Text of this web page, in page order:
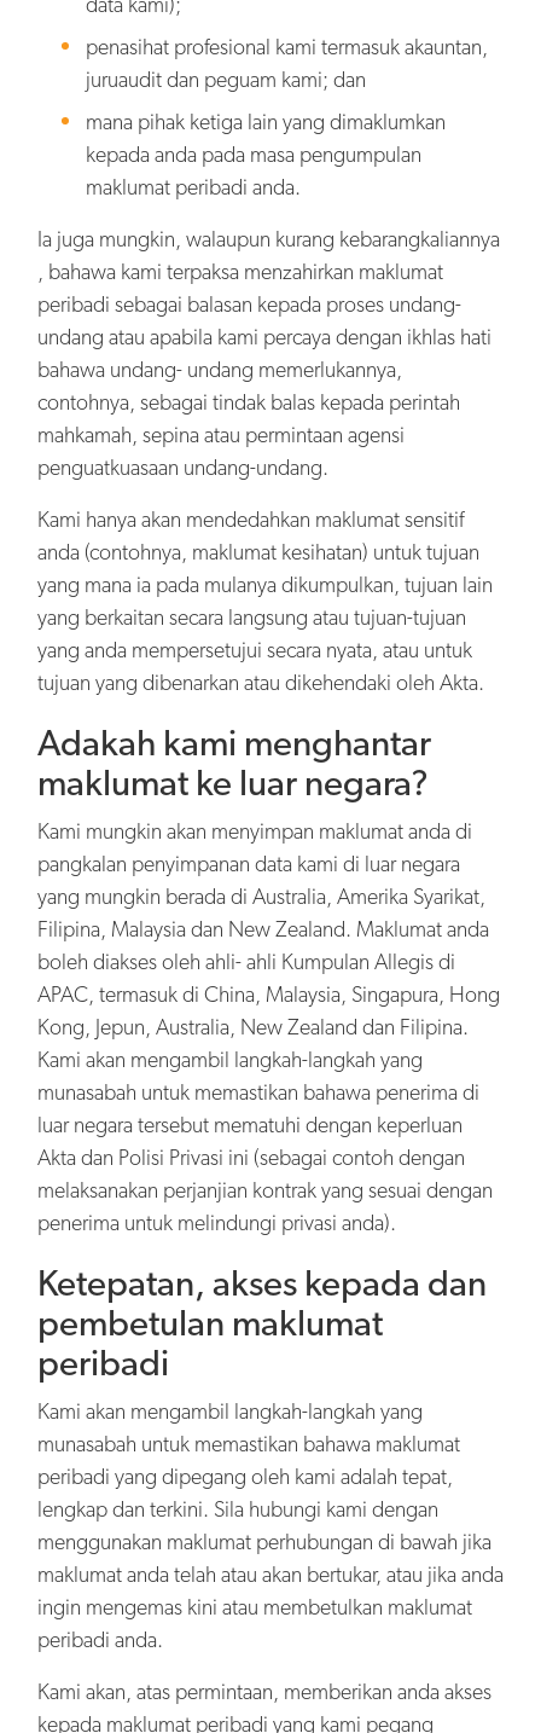
penasihat profesional kami termasuk akauntan,
juruaudit dan peguam kami; dan
mana pihak ketiga lain yang dimaklumkan
kepada anda pada masa pengumpulan
maklumat peribadi anda.
Ia juga mungkin, walaupun kurang kebarangkaliannya
, bahawa kami terpaksa menzahirkan maklumat
peribadi sebagai balasan kepada proses undang-
undang atau apabila kami percaya dengan ikhlas hati
bahawa undang- undang memerlukannya,
contohnya, sebagai tindak balas kepada perintah
mahkamah, sepina atau permintaan agensi
penguatkuasaan undang-undang.
Kami hanya akan mendedahkan maklumat sensitif
anda (contohnya, maklumat kesihatan) untuk tujuan
yang mana ia pada mulanya dikumpulkan, tujuan lain
yang berkaitan secara langsung atau tujuan-tujuan
yang anda mempersetujui secara nyata, atau untuk
tujuan yang dibenarkan atau dikehendaki oleh Akta.
Adakah kami menghantar
maklumat ke luar negara?
Kami mungkin akan menyimpan maklumat anda di
pangkalan penyimpanan data kami di luar negara
yang mungkin berada di Australia, Amerika Syarikat,
Filipina, Malaysia dan New Zealand. Maklumat anda
boleh diakses oleh ahli- ahli Kumpulan Allegis di
APAC, termasuk di China, Malaysia, Singapura, Hong
Kong, Jepun, Australia, New Zealand dan Filipina.
Kami akan mengambil langkah-langkah yang
munasabah untuk memastikan bahawa penerima di
luar negara tersebut mematuhi dengan keperluan
Akta dan Polisi Privasi ini (sebagai contoh dengan
melaksanakan perjanjian kontrak yang sesuai dengan
penerima untuk melindungi privasi anda).
Ketepatan, akses kepada dan
pembetulan maklumat
peribadi
Kami akan mengambil langkah-langkah yang
munasabah untuk memastikan bahawa maklumat
peribadi yang dipegang oleh kami adalah tepat,
lengkap dan terkini. Sila hubungi kami dengan
menggunakan maklumat perhubungan di bawah jika
maklumat anda telah atau akan bertukar, atau jika anda
ingin mengemas kini atau membetulkan maklumat
peribadi anda.
Kami akan, atas permintaan, memberikan anda akses
kepada maklumat peribadi yang kami pegang